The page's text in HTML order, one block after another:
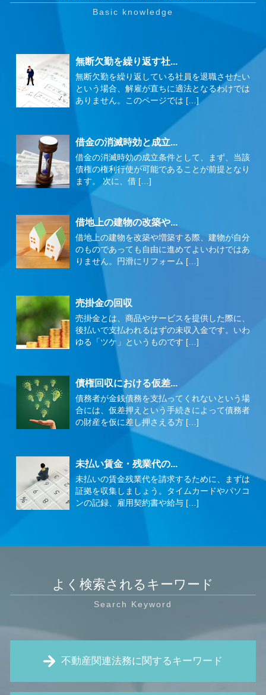
無断欠勤を繰り返す社...
無断欠勤を繰り返している社員を退職させたい
という場合、解雇が直ちに適法となるわけでは
ありません。このページでは […]
借金の消滅時効と成立...
借金の消滅時効の成立条件として、まず、当該
債権の権利行使が可能であることが前提となり
ます。 次に、借 […]
借地上の建物の改築や...
借地上の建物を改築や増築する際、建物が自分
のものであっても自由に進めてよいわけではあ
りません。円滑にリフォーム […]
売掛金の回収
売掛金とは、商品やサービスを提供した際に、
後払いで支払われるはずの未収入金です。いわ
ゆる「ツケ」というものです […]
債権回収における仮差...
債務者が金銭債務を支払ってくれないという場
合には、仮差押えという手続きによって債務者
の財産を仮に差し押さえる方 […]
未払い賃金・残業代の...
未払いの賃金残業代を請求するために、まずは
証拠を収集しましょう。タイムカードやパソコ
ンの記録、雇用契約書や給与 […]
よく検索されるキーワード
不動産関連法務に関するキーワード